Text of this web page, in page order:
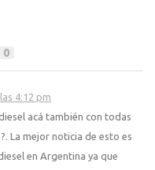
0
4:12 pm
acá también con todas
La mejor noticia de esto es
en Argentina ya que